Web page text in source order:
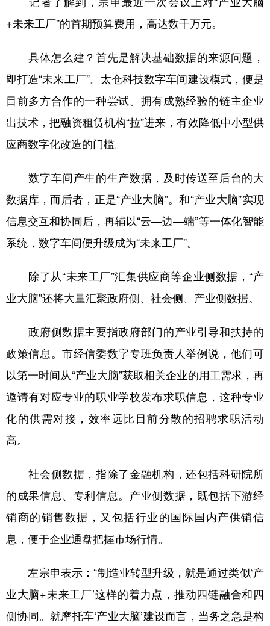
+未来工厂”的首期预算费用，高达数千万元。
具体怎么建？首先是解决基础数据的来源问题，
即打造“未来工厂”。太仓科技数字车间建设模式，便是
目前多方合作的一种尝试。拥有成熟经验的链主企业
出技术，把融资租赁机构“拉”进来，有效降低中小型供
应商数字化改造的门槛。
数字车间产生的生产数据，及时传送至后台的大
数据库，而后者，正是“产业大脑”。和“产业大脑”实现
信息交互和协同后，再辅以“云—边—端”等一体化智能
系统，数字车间便升级成为“未来工厂”。
除了从“未来工厂”汇集供应商等企业侧数据，“产
业大脑”还将大量汇聚政府侧、社会侧、产业侧数据。
政府侧数据主要指政府部门的产业引导和扶持的
政策信息。市经信委数字专班负责人举例说，他们可
以第一时间从“产业大脑”获取相关企业的用工需求，再
邀请有对应专业的职业学校发布求职信息，这种专业
化的供需对接，效率远比目前分散的招聘求职活动
高。
社会侧数据，指除了金融机构，还包括科研院所
的成果信息、专利信息。产业侧数据，既包括下游经
销商的销售数据，又包括行业的国际国内产供销信
息，便于企业通盘把握市场行情。
左宗申表示：“制造业转型升级，就是通过类似‘产
业大脑+未来工厂’这样的着力点，推动四链融合和四
侧协同。就摩托车‘产业大脑’建设而言，当务之急是构